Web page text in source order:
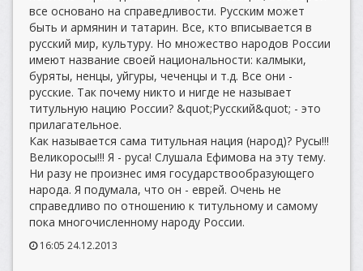
все основано на справедливости. Русским может
быть и армянин и татарин. Все, кто вписывается в
русский мир, культуру. Но множество народов России
имеют название своей национальности: калмыки,
буряты, ненцы, уйгуры, чеченцы и т.д. Все они -
русские. Так почему никто и нигде не называет
титульную нацию России? &quot;Русский&quot; - это
прилагательное.
Как называется сама титульная нация (народ)? Русы!!!
Великоросы!!! Я - руса! Слушала Ефимова на эту тему.
Ни разу не произнес имя государствообразующего
народа. Я подумала, что он - еврей. Очень не
справедливо по отношению к титульному и самому
пока многочисленному народу России.
16:05 24.12.2013